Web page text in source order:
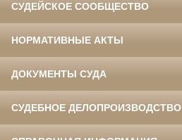
СУДЕЙСКОЕ СООБЩЕСТВО
НОРМАТИВНЫЕ АКТЫ
ДОКУМЕНТЫ СУДА
СУДЕБНОЕ ДЕЛОПРОИЗВОДСТВО